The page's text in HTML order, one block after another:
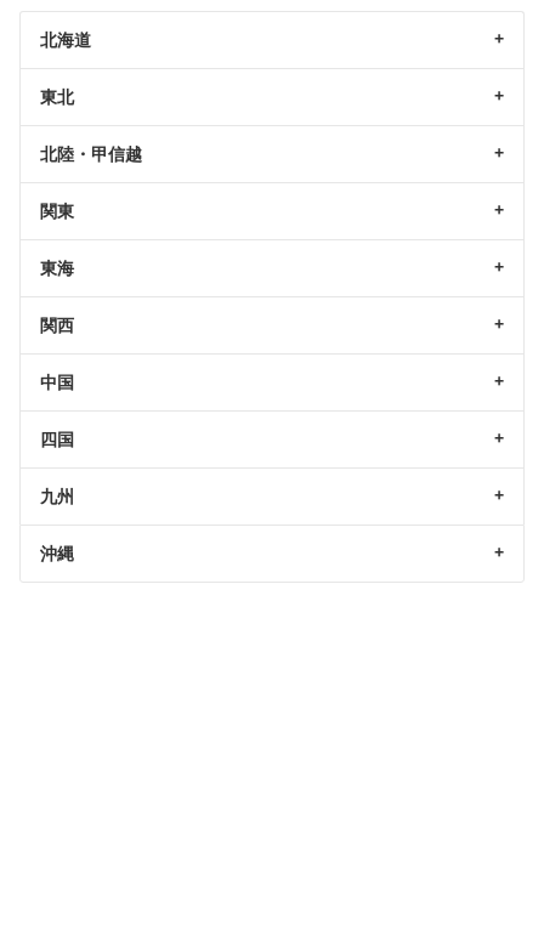
北海道
東北
北陸・甲信越
関東
東海
関西
中国
四国
九州
沖縄